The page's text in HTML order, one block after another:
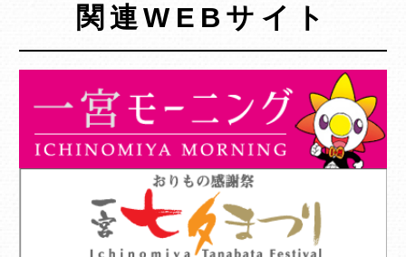
関連WEBサイト